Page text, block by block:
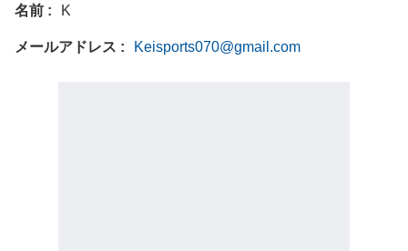
名前 K
メールアドレス Keisports070@gmail.com